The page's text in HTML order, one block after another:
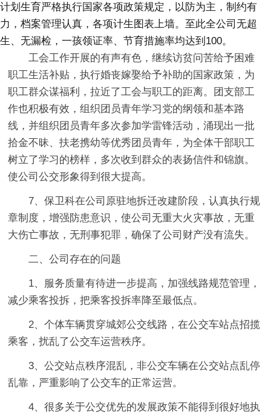
计划生育严格执行国家各项政策规定，以防为主，制约有
力，档案管理认真，各项计生图表上墙。至此全公司无超
生、无漏检，一孩领证率、节育措施率均达到100。
工会工作开展的有声有色，继续访贫问苦给予困难
职工生活补贴，执行婚丧嫁娶给予补助的国家政策，为
职工群众谋福利，拉近了工会与职工的距离。团支部工
作也积极有效，组织团员青年学习党的纲领和基本路
线，并组织团员青年多次参加学雷锋活动，涌现出一批
拾金不昧、扶老携幼等优秀团员青年，为全体干部职工
树立了学习的榜样，多次收到群众的表扬信件和锦旗。
使公司公交形象得到很大提高。
7、保卫科在公司原驻地拆迁改建阶段，认真执行规
章制度，增强防患意识，使公司无重大火灾事故，无重
大伤亡事故，无刑事犯罪，确保了公司财产没有流失。
二、公司存在的问题
1、服务质量有待进一步提高，加强线路规范管理，
减少乘客投拆，把乘客投拆率降至最低点。
2、个体车辆贯穿城郊公交线路，在公交车站点招揽
乘客，扰乱了公交车运营秩序。
3、公交站点秩序混乱，非公交车辆在公交站点乱停
乱靠，严重影响了公交车的正常运营。
4、很多关于公交优先的发展政策不能得到很好地执